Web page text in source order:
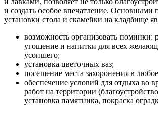
и создать особое впечатление. Основными
установки стола и скамейки на кладбище
возможность организовать поминки:
угощение и напитки для всех
усопшего;
установка цветочных ваз;
посещение места захоронения в
обеспечение условий для отдыха во
работ на территории
установка памятника, покраска